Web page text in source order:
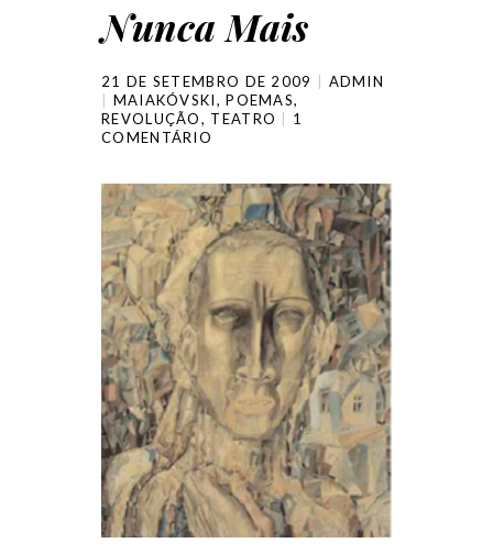
Nunca Mais
21 DE SETEMBRO DE 2009
ADMIN
MAIAKÓVSKI,POEMAS,
REVOLUÇÃO, TEATRO
1
COMENTÁRIO